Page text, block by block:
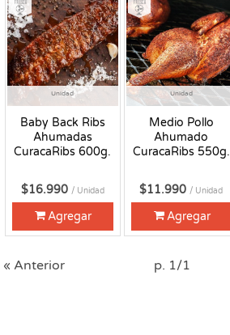
Unidad
Baby Back Ribs
Ahumadas
CuracaRibs 600g.
$16.990 / Unidad
Agregar
Unidad
Medio Pollo
Ahumado
CuracaRibs 550g.
$11.990 / Unidad
Agregar
« Anterior p. 1/1